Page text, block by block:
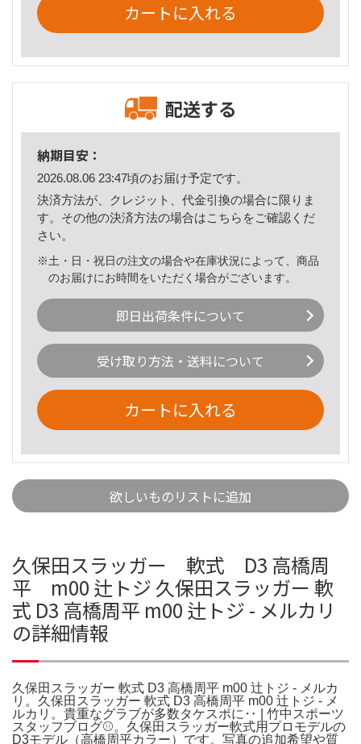
カートに入れる
配送する
納期目安：
2026.08.06 23:47頃のお届け予定です。
決済方法が、クレジット、代金引換の場合に限りま
す。その他の決済方法の場合はこちら をご確認くだ
さい。
※土・日・祝日の注文の場合や在庫状況によって、商品
のお届けにお時間をいただく場合がございます。
即日出荷条件について
受け取り方法・送料について
カートに入れる
欲しいものリストに追加
久保田スラッガー 軟式 D3 高橋周
平 m00 辻トジ 久保田スラッガー 軟
式 D3 高橋周平 m00 辻トジ - メルカリ
の詳細情報
久保田スラッガー 軟式 D3 高橋周平 m00 辻トジ - メルカ
リ。久保田スラッガー 軟式 D3 高橋周平 m00 辻トジ - メ
ルカリ。貴重なグラブが多数タケスポに‥ | 竹中スポーツ
スタッフブログ⚾️。久保田スラッガー軟式用プロモデルの
D3モデル（高橋周平カラー）です。写真の追加希望や質